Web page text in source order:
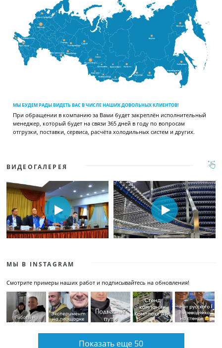
МЫ БУДЕМ РАДЫ ВИДЕТЬ ВАС В ЧИСЛЕ НАШИХ ДОВОЛЬНЫХ КЛИЕНТОВ!
При обращении в компанию за Вами будет закреплён исполнительный
менеджер, который будет на связи 365 дней в году по вопросам
отгрузки, поставки, сервиса, расчёта холодильных систем и других.
ВИДЕОГАЛЕРЕЯ
МЫ В INSTAGRAM
Смотрите примеры наших работ и подписывайтесь на обновления!
Показать еще 50